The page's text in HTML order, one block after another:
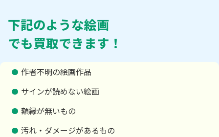
下記のような絵画
でも買取できます！
作者不明の絵画作品
サインが読めない絵画
額縁が無いもの
汚れ・ダメージがあるもの